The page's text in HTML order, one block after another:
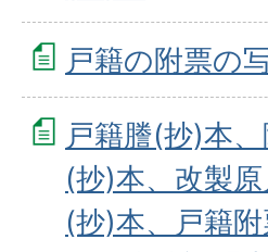
戸籍の附票の
戸籍謄(抄)本
(抄)本、改製
(抄)本、戸籍